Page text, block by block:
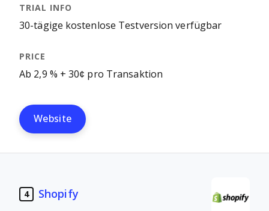
30-tägige kostenlose Testversion verfügbar
Ab 2,9 % + 30¢ pro Transaktion
Website
4 Shopify